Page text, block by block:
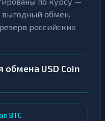
обмен.
российских
USD Coin
BTC